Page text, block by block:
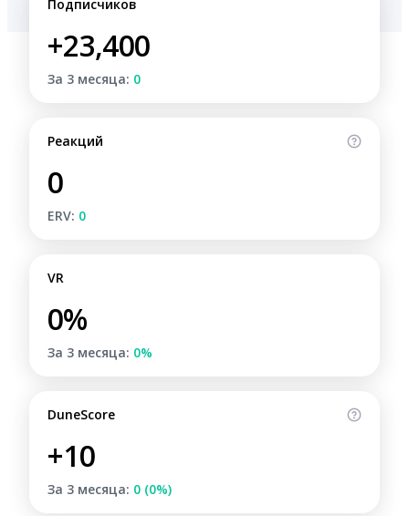
Подписчиков
+23,400
За 3 месяца: 0
Реакций
0
ERV: 0
VR
0%
За 3 месяца: 0%
DuneScore
+10
За 3 месяца: 0 (0%)